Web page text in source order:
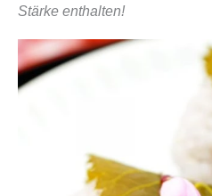
Stärke enthalten!